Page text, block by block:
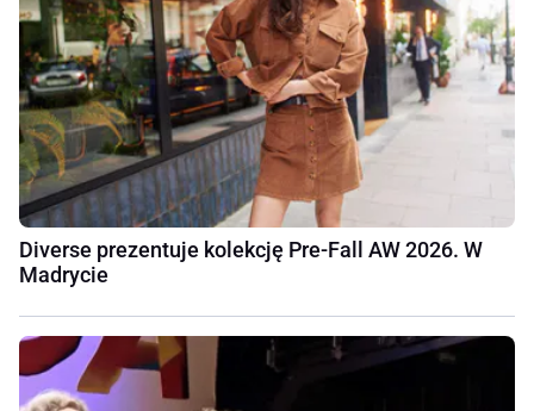
Diverse prezentuje kolekcję Pre-Fall AW 2026. W
Madrycie